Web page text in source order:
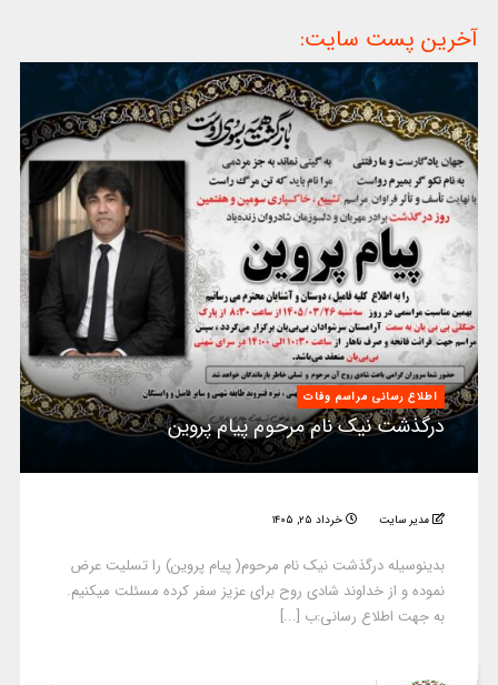
آخرین پست سایت:
اطلاع رسانی مراسم وفات
درگذشت نیک نام مرحوم پیام پروین
مدیر سایت خرداد ۲۵, ۱۴۰۵
بدینوسیله درگذشت نیک نام مرحوم( پیام پروین) را تسلیت عرض
نموده و از خداوند شادی روح برای عزیز سفر کرده مسئلت میکنیم.
به جهت اطلاع رسانی:ب [...]